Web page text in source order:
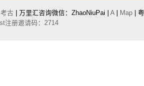
考古 | 万里汇咨询微信：ZhaoNiuPai | A| Map |
注册邀请码：2714